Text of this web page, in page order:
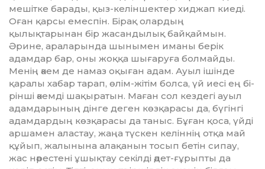
мешітке барады, қыз-келіншектер хиджап киеді.
Оған қарсы емеспін. Бірақ олар­дың
қылықтарынан бір жасан­дылық бай­қаймын.
Әрине, ара­ларында шы­нымен иманы берік
адамдар бар, оны жоққа шығаруға болмай­ды.
Менің әкем де намаз оқыған адам. Ауыл ішінде
қаралы хабар та­рап, өлім-жітім болса, үй иесі ең бі­
рін­ші әкемді шақыратын. Маған сол кездегі ауыл
адамдары­ның дін­ге деген көзқарасы да, бүгінгі
адам­дардың көзқарасы да таныс. Бұған қоса, үйді
аршамен аластау, жаңа түскен келіннің отқа май
құйып, жалынына алақанын тосып бетін сипау,
жас нәрестені ұшықтау се­кілді әдет-ғұрыпты да